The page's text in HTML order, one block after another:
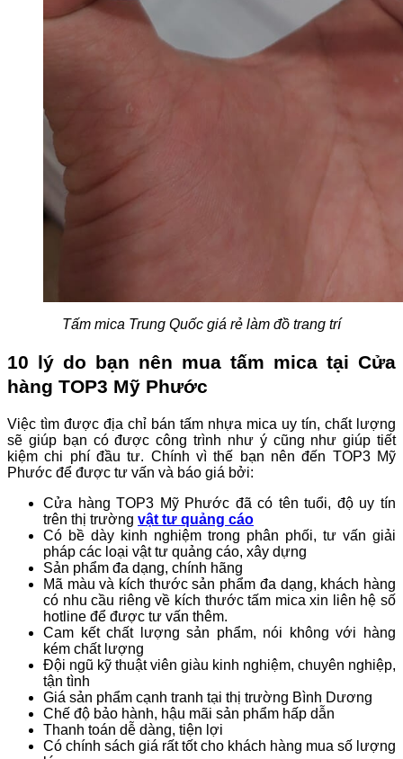
Tấm mica Trung Quốc giá rẻ làm đồ trang trí
10 lý do bạn nên mua tấm mica tại Cửa
hàng TOP3 Mỹ Phước
Việc tìm được địa chỉ bán tấm nhựa mica uy tín, chất lượng
sẽ giúp bạn có được công trình như ý cũng như giúp tiết
kiệm chi phí đầu tư. Chính vì thế bạn nên đến TOP3 Mỹ
Phước để được tư vấn và báo giá bởi:
Cửa hàng TOP3 Mỹ Phước đã có tên tuổi, độ uy tín
trên thị trường vật tư quảng cáo
Có bề dày kinh nghiệm trong phân phối, tư vấn giải
pháp các loại vật tư quảng cáo, xây dựng
Sản phẩm đa dạng, chính hãng
Mã màu và kích thước sản phẩm đa dạng, khách hàng
có nhu cầu riêng về kích thước tấm mica xin liên hệ số
hotline để được tư vấn thêm.
Cam kết chất lượng sản phẩm, nói không với hàng
kém chất lượng
Đội ngũ kỹ thuật viên giàu kinh nghiệm, chuyên nghiệp,
tận tình
Giá sản phẩm cạnh tranh tại thị trường Bình Dương
Chế độ bảo hành, hậu mãi sản phẩm hấp dẫn
Thanh toán dễ dàng, tiện lợi
Có chính sách giá rất tốt cho khách hàng mua số lượng